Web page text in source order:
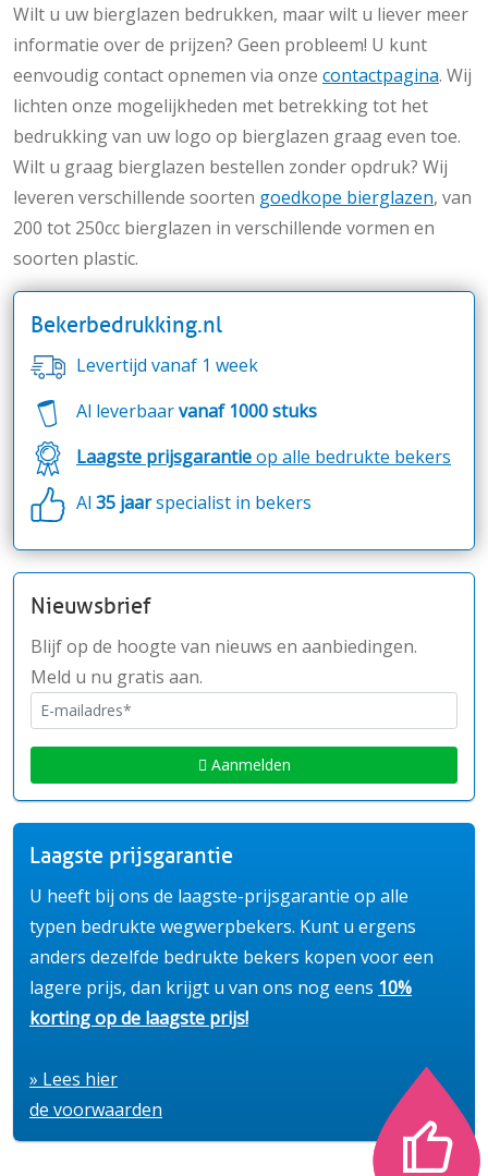
Wilt u uw bierglazen bedrukken, maar wilt u liever meer
informatie over de prijzen? Geen probleem! U kunt
eenvoudig contact opnemen via onze contactpagina. Wij
lichten onze mogelijkheden met betrekking tot het
bedrukking van uw logo op bierglazen graag even toe.
Wilt u graag bierglazen bestellen zonder opdruk? Wij
leveren verschillende soorten goedkope bierglazen, van
200 tot 250cc bierglazen in verschillende vormen en
soorten plastic.
Bekerbedrukking.nl
Levertijd vanaf 1 week
Al leverbaarvanaf 1000 stuks
Laagste prijsgarantieop alle bedrukte bekers
Al 35 jaarspecialist in bekers
Nieuwsbrief
Blijf op de hoogte van nieuws en aanbiedingen.
Meld u nu gratis aan.
Aanmelden
Laagste prijsgarantie
U heeft bij ons de laagste-prijsgarantie op alle
typen bedrukte wegwerpbekers. Kunt u ergens
anders dezelfde bedrukte bekers kopen voor een
lagere prijs, dan krijgt u van ons nog eens 10%
korting op de laagste prijs!
» Lees hier
de voorwaarden